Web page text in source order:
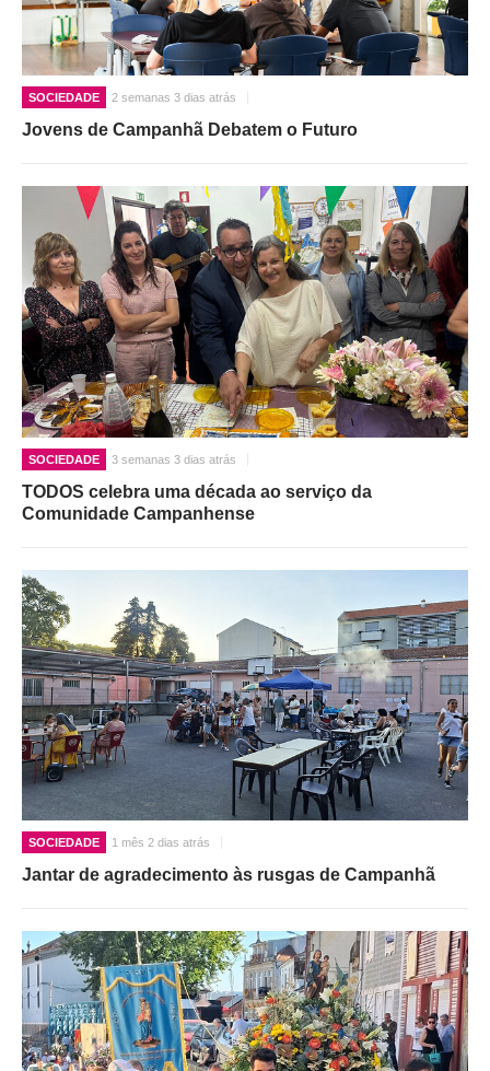
APOIO ÀS EMPRESAS
OFERTAS DE EMPREGO
CONTACTO E HORÁRIO GIP
SOCIEDADE 2 semanas 3 dias atrás
Jovens de Campanhã Debatem o Futuro
SOCIEDADE 3 semanas 3 dias atrás
TODOS celebra uma década ao serviço da
Comunidade Campanhense
SOCIEDADE 1 mês 2 dias atrás
Jantar de agradecimento às rusgas de Campanhã